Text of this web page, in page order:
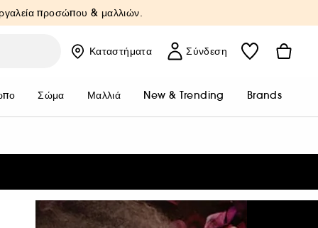
προσώπου & μαλλιών.
Καταστήματα Σύνδεση
Σώμα Μαλλιά New & Trending Brands